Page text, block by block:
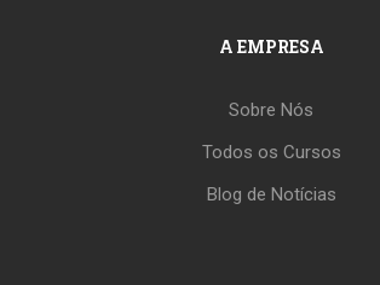
A EMPRESA
Sobre Nós
Todos os Cursos
Blog de Notícias